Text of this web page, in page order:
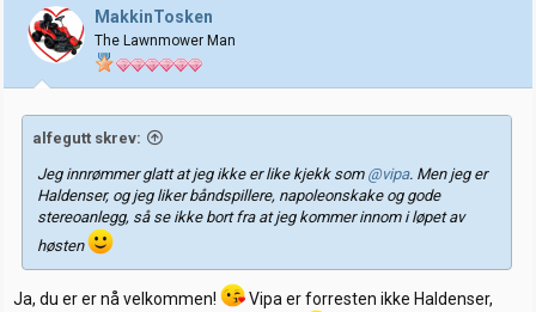
j
o
n
e
r
MakkinTosken
The Lawnmower Man
alfegutt skrev:
Jeg innrømmer glatt at jeg ikke er like kjekk som @vipa. Men jeg er
Haldenser, og jeg liker båndspillere, napoleonskake og gode
stereoanlegg, så se ikke bort fra at jeg kommer innom i løpet av
høsten
Ja, du er er nå velkommen!
Vipa er forresten ikke Haldenser,